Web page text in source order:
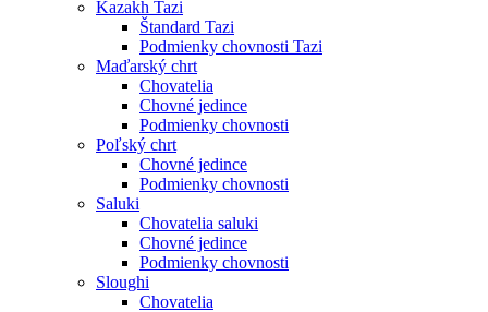
Kazakh Tazi
Štandard Tazi
Podmienky chovnosti Tazi
Maďarský chrt
Chovatelia
Chovné jedince
Podmienky chovnosti
Poľský chrt
Chovné jedince
Podmienky chovnosti
Saluki
Chovatelia saluki
Chovné jedince
Podmienky chovnosti
Sloughi
Chovatelia